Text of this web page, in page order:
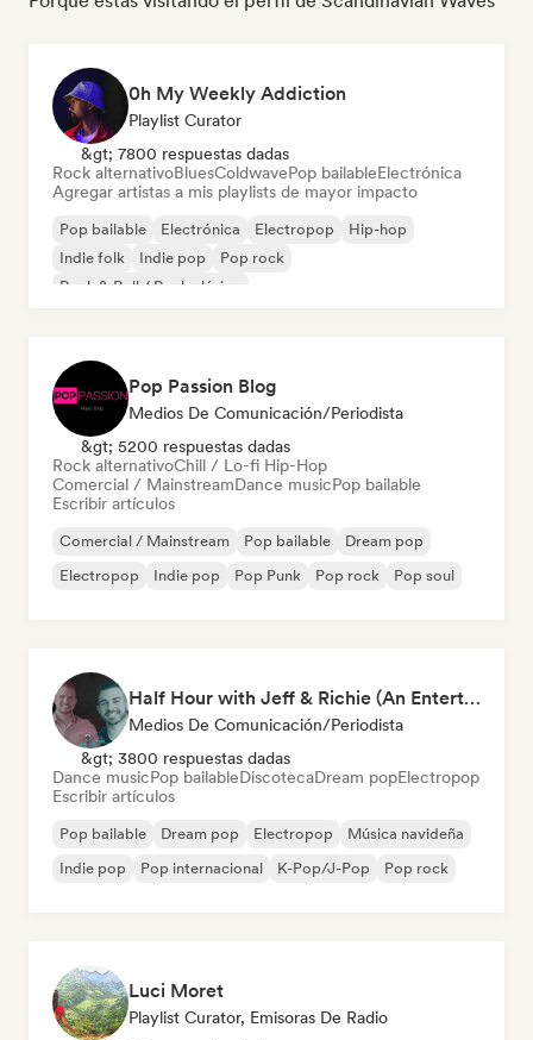
0h My Weekly Addiction
Playlist Curator
&gt; 7800 respuestas dadas
Rock alternativoBluesColdwavePop bailableElectrónica
Agregar artistas a mis playlists de mayor impacto
Pop bailable Electrónica Electropop
Hip-hop
Indie folk
Indie pop
Pop rock
Rock & Roll / Rock clásico
Pop Passion Blog
Medios De Comunicación/Periodista
&gt; 5200 respuestas dadas
Rock alternativoChill / Lo-fi Hip-Hop
Comercial / MainstreamDance musicPop bailable
Escribir artículos
Comercial / Mainstream Pop bailable
Dream pop
Electropop
Indie pop Pop Punk Pop rock Pop soul
Half Hour with Jeff & Richie (An Entertainment Podcast)
Medios De Comunicación/Periodista
&gt; 3800 respuestas dadas
Dance musicPop bailableDiscotecaDream popElectropop
Escribir artículos
Pop bailable Dream pop Electropop
Música navideña
Indie pop
Pop internacional K-Pop/J-Pop Pop rock
Luci Moret
Playlist Curator, Emisoras De Radio